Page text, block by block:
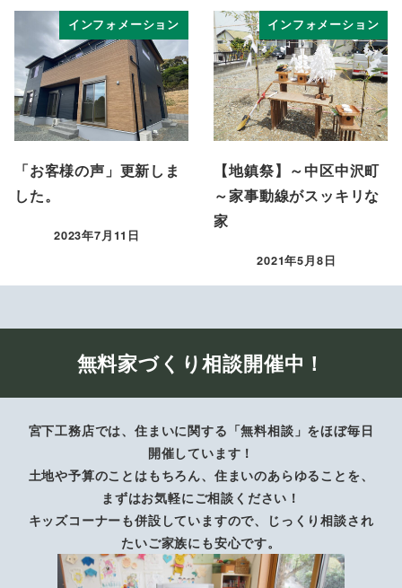
インフォメーション
「お客様の声」更新しま
した。
投稿日
2023年7月11日
インフォメーション
【地鎮祭】～中区中沢町
～家事動線がスッキリな
家
投稿日
2021年5月8日
無料家づくり相談開催中！
宮下工務店では、住まいに関する「無料相談」をほぼ毎日
開催しています！
土地や予算のことはもちろん、住まいのあらゆることを、
まずはお気軽にご相談ください！
キッズコーナーも併設していますので、じっくり相談され
たいご家族にも安心です。